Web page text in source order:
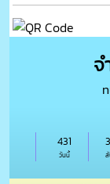
จ
วันนี้
431